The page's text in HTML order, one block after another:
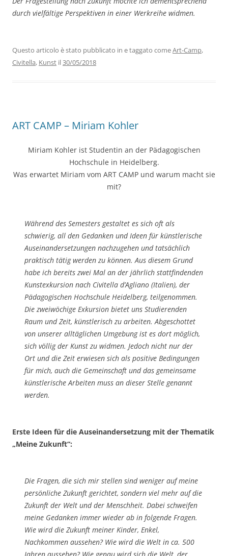
durch vielfältige Perspektiven in einer Werkreihe widmen.
Questo articolo è stato pubblicato in e taggato comeArt-Camp,
Civitella, Kunst il30/05/2018
ART CAMP – Miriam Kohler
Miriam Kohler ist Studentin an der Pädagogischen
Hochschule in Heidelberg.
Was erwartet Miriam vom ART CAMP und warum macht sie
mit?
Während des Semesters gestaltet es sich oft als
schwierig, all den Gedanken und Ideen für künstlerische
Auseinandersetzungen nachzugehen und tatsächlich
praktisch tätig werden zu können. Aus diesem Grund
habe ich bereits zwei Mal an der jährlich stattfindenden
Kunstexkursion nach Civitella d’Agliano (Italien), der
Pädagogischen Hochschule Heidelberg, teilgenommen.
Die zweiwöchige Exkursion bietet uns Studierenden
Raum und Zeit, künstlerisch zu arbeiten. Abgeschottet
von unserer alltäglichen Umgebung ist es dort möglich,
sich völlig der Kunst zu widmen. Jedoch nicht nur der
Ort und die Zeit erwiesen sich als positive Bedingungen
für mich, auch die Gemeinschaft und das gemeinsame
künstlerische Arbeiten muss an dieser Stelle genannt
werden.
Erste Ideen für die Auseinandersetzung mit der Thematik
„Meine Zukunft“:
Die Fragen, die sich mir stellen sind weniger auf meine
persönliche Zukunft gerichtet, sondern viel mehr auf die
Zukunft der Welt und der Menschheit. Dabei schweifen
meine Gedanken immer wieder ab in folgende Fragen.
Wie wird die Zukunft meiner Kinder, Enkel,
Nachkommen aussehen? Wie wird die Welt in ca. 500